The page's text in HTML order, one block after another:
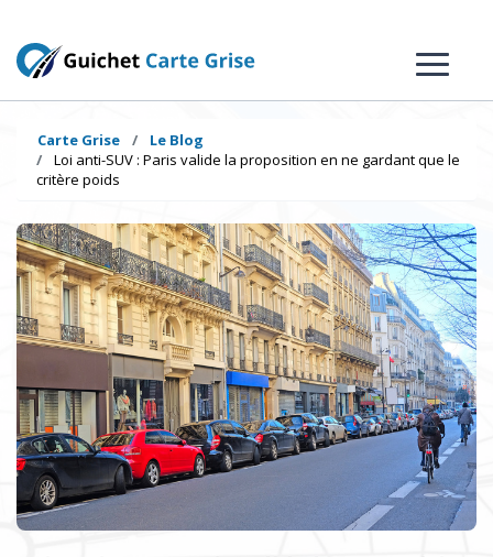
Carte Grise
Le Blog
Loi anti-SUV : Paris valide la proposition en ne gardant que le
critère poids